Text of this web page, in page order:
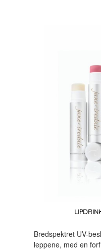
Bredspektret UV-
leppene, med en